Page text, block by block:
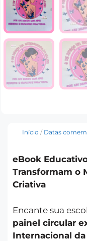
Início / Datas
eBook
Transformam o
Criativa
Encante sua
painel circular
Internacional